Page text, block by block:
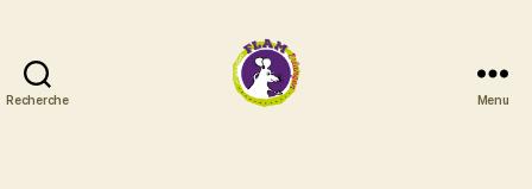
Recherche Menu